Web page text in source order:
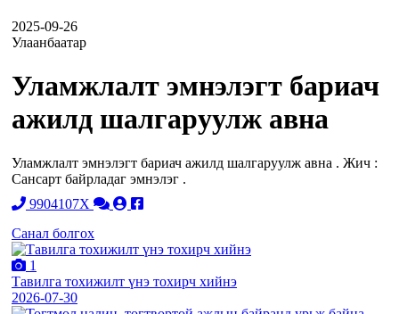
2025-09-26
Улаанбаатар
Уламжлалт эмнэлэгт бариач
ажилд шалгаруулж авна
Уламжлалт эмнэлэгт бариач ажилд шалгаруулж авна . Жич :
Сансарт байрладаг эмнэлэг .
9904107X
Санал болгох
1
Тавилга тохижилт үнэ тохирч хийнэ
2026-07-30